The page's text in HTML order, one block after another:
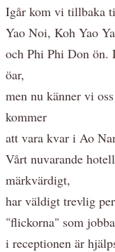
Igår kom vi tillbaka
Yao Noi, Koh Yao
och Phi Phi Don ön.
öar,
men nu känner vi
kommer
att vara kvar i Ao
Vårt nuvarande
märkvärdigt,
har väldigt trevlig
"flickorna" som
i receptionen är